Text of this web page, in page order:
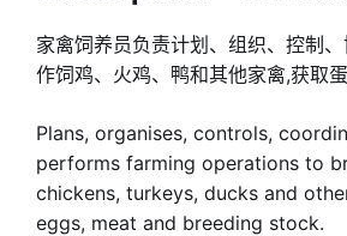
家禽饲养员负责计划、组织、控制
作饲鸡、火鸡、鸭和其他家禽,获取蛋
Plans, organises, controls,
performs farming operations to
chickens, turkeys, ducks and
eggs, meat and breeding stock.